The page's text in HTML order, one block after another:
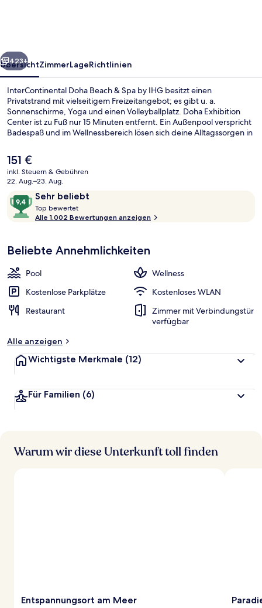
IHG
Weiter
423+
ÜbersichtZimmerLageRichtlinien
InterContinental Doha Beach & Spa by IHG besitzt einen
Privatstrand mit vielseitigem Freizeitangebot; es gibt u. a.
Sonnenschirme, Yoga und einen Volleyballplatz. Doha Exhibition
Center ist zu Fuß nur 15 Minuten entfernt. Ein Außenpool verspricht
Badespaß und im Wellnessbereich lösen sich deine Alltagssorgen in
Aromatherapie sowie Ayurvedische Behandlungen. Das
Gastronomieangebot umfasst 7 Restaurants und 2 Bars/Lounges.
Dieses Hotel im luxuriösen Stil bietet als weitere Highlights einen
Nachtclub, eine Poolbar sowie einen rund um die Uhr geöffneten
Fitnessbereich. Andere Reisende lieben das hilfsbereite Personal
und die Lage in Strandnähe. Die öffentlichen Verkehrsmittel sind
ganz in der Nähe: Zur U-Bahn (Bahnhof Al Qassar) sind es nur 11
Der
aktuelle
Preis
151 €.
151 €
inkl. Steuern & Gebühren
22. Aug.–23. Aug.
Bewertungen
Sehr beliebt
9,4
von
10,
beliebt
Top bewertet
o
b
r
Alle 1.002 Bewertungen anzeigen
Beliebte Annehmlichkeiten
Pool
Wellness
Kostenlose Parkplätze
Kostenloses WLAN
Restaurant
Zimmer mit Verbindungstür
verfügbar
Alle anzeigen
Wichtigste Merkmale (12)
Für Familien (6)
Warum wir diese Unterkunft toll finden
Entspannungsort am Meer